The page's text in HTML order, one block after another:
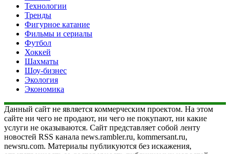
Технологии
Тренды
Фигурное катание
Фильмы и сериалы
Футбол
Хоккей
Шахматы
Шоу-бизнес
Экология
Экономика
Данный сайт не является коммерческим проектом. На этом
сайте ни чего не продают, ни чего не покупают, ни какие
услуги не оказываются. Сайт представляет собой ленту
новостей RSS канала news.rambler.ru, kommersant.ru,
newsru.com. Материалы публикуются без искажения,